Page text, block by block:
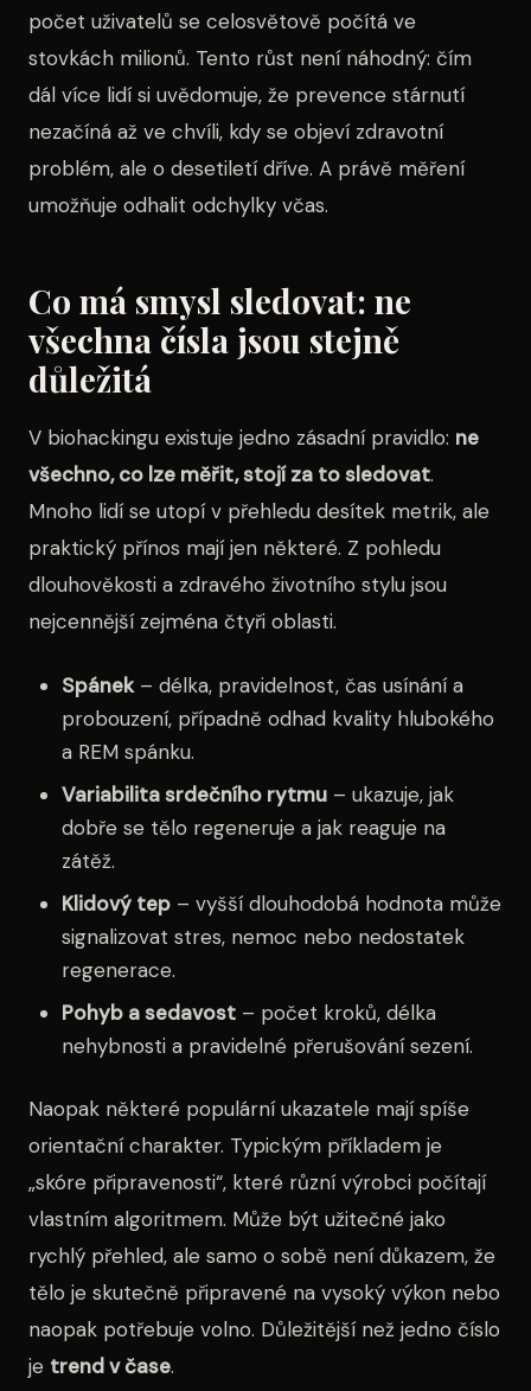
počet uživatelů se celosvětově počítá ve
stovkách milionů. Tento růst není náhodný: čím
dál více lidí si uvědomuje, že prevence stárnutí
nezačíná až ve chvíli, kdy se objeví zdravotní
problém, ale o desetiletí dříve. A právě měření
umožňuje odhalit odchylky včas.
Co má smysl sledovat: ne
všechna čísla jsou stejně
důležitá
V biohackingu existuje jedno zásadní pravidlo: ne
všechno, co lze měřit, stojí za to sledovat.
Mnoho lidí se utopí v přehledu desítek metrik, ale
praktický přínos mají jen některé. Z pohledu
dlouhověkosti a zdravého životního stylu jsou
nejcennější zejména čtyři oblasti.
Spánek– délka, pravidelnost, čas usínání a
probouzení, případně odhad kvality hlubokého
a REM spánku.
Variabilita srdečního rytmu – ukazuje, jak
dobře se tělo regeneruje a jak reaguje na
zátěž.
Klidový tep – vyšší dlouhodobá hodnota může
signalizovat stres, nemoc nebo nedostatek
regenerace.
Pohyb a sedavost – počet kroků, délka
nehybnosti a pravidelné přerušování sezení.
Naopak některé populární ukazatele mají spíše
orientační charakter. Typickým příkladem je
„skóre připravenosti“, které různí výrobci počítají
vlastním algoritmem. Může být užitečné jako
rychlý přehled, ale samo o sobě není důkazem, že
tělo je skutečně připravené na vysoký výkon nebo
naopak potřebuje volno. Důležitější než jedno číslo
je trend v čase.